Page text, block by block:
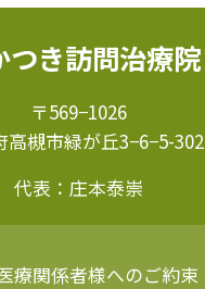
つき訪問治療院
〒569−1026
高槻市緑が丘3−6−5-302
代表：庄本泰崇
療関係者様へのご約束